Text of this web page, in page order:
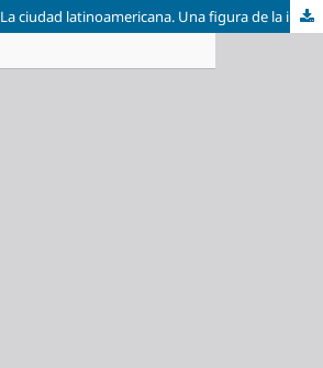
ADRIÁN GORELIK - La ciudad latinoamericana. Una figura de la imaginación social del siglo XX